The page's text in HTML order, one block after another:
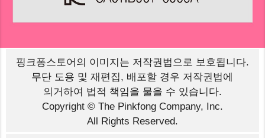
핑크퐁스토어의 이미지는 저작권법으로 보호됩니다.
무단 도용 및 재편집, 배포할 경우 저작권법에
의거하여 법적 책임을 물을 수 있습니다.
Copyright © The Pinkfong Company, Inc.
All Rights Reserved.